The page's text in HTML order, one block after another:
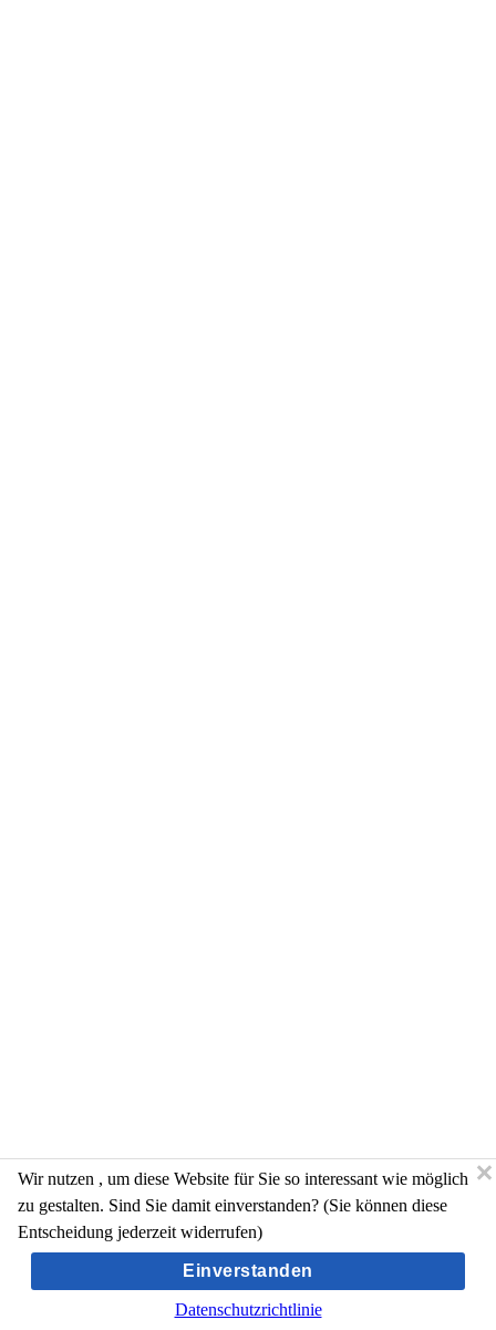
Wir nutzen , um diese Website für Sie so interessant wie möglich
zu gestalten. Sind Sie damit einverstanden? (Sie können diese
Entscheidung jederzeit widerrufen)
Einverstanden
Datenschutzrichtlinie